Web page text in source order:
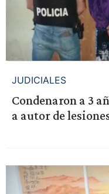
JUDICIALES
Condenaron a 3
a autor de